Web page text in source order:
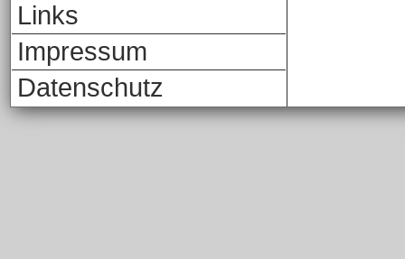
Links
Impressum
Datenschutz